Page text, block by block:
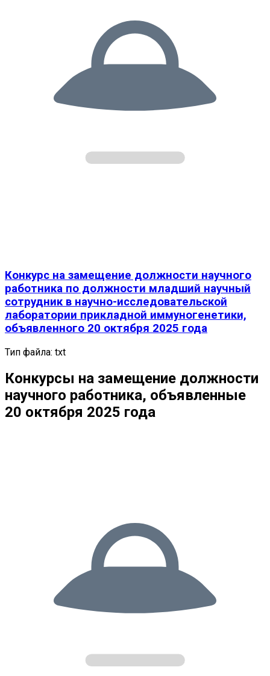
Конкурс на замещение должности научного
работника по должности младший научный
сотрудник в научно-исследовательской
лаборатории прикладной иммуногенетики,
объявленного 20 октября 2025 года
Тип файла: txt
Конкурсы на замещение должности
научного работника, объявленные
20 октября 2025 года